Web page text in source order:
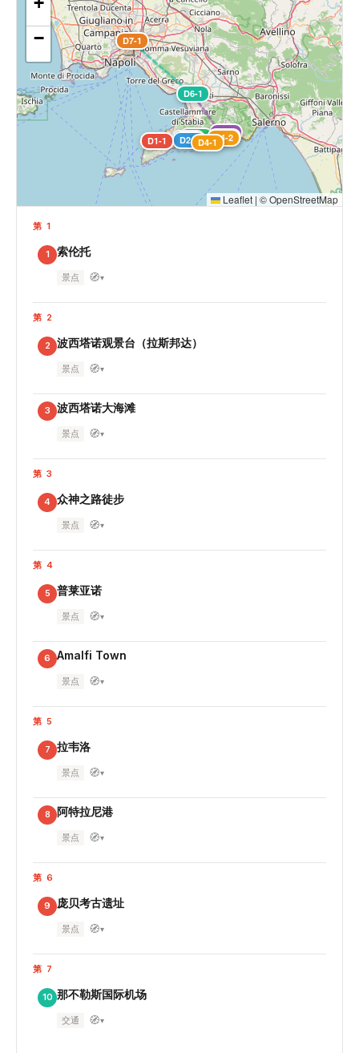
D1-1 D2-1
D2-2
D3-1
D4-1D4-2
D5-1
D5-2
D6-1
D7-1
−
Leaflet | ©OpenStreetMap
第 1
1 索伦托
景点 🧭▾
第 2
2 波西塔诺观景台（拉斯邦达）
景点 🧭▾
3 波西塔诺大海滩
景点 🧭▾
第 3
4 众神之路徒步
景点 🧭▾
第 4
5 普莱亚诺
景点 🧭▾
6 Amalfi Town
景点 🧭▾
第 5
7 拉韦洛
景点 🧭▾
8 阿特拉尼港
景点 🧭▾
第 6
9 庞贝考古遗址
景点 🧭▾
第 7
10 那不勒斯国际机场
交通 🧭▾